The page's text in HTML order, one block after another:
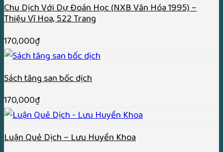
Chu Dịch Với Dự Đoán Học (NXB Văn Hóa 1995) –
Thiệu Vĩ Hoa, 522 Trang
170,000₫
Sách tăng san bốc dịch
170,000₫
Luận Quẻ Dịch – Lưu Huyền Khoa